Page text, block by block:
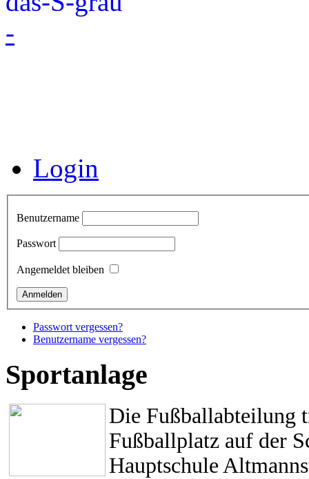
-
Login
Benutzername
Passwort
Angemeldet bleiben
Passwort vergessen?
Benutzername vergessen?
Sportanlage
Die Fußballabteilung
Fußballplatz auf der
Hauptschule